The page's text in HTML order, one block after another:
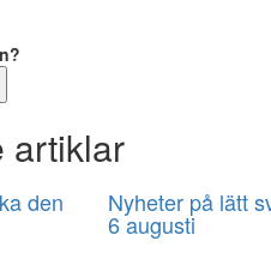
artiklar
den Nyheter på lätt
6 augusti